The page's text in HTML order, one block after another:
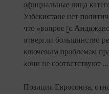
официальные лица
Узбекистане нет
что «вопрос [с
отвергли большинство
ключевым проблемам
«они не соответствуют
Позиция Евросоюза,